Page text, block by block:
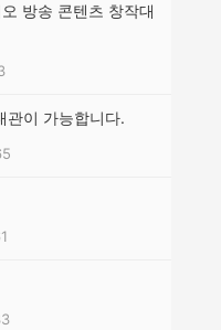
방송 콘텐츠 창작대
관이 가능합니다.